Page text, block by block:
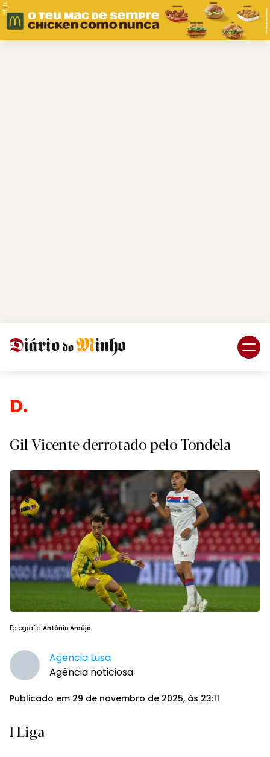
PUB.
Despor
Gil Vicente derrotado pelo Tondela
Fotografia António Araújo
Agência Lusa
Agência noticiosa
Publicado em 29 de novembro de 2025, às 23:11
I Liga